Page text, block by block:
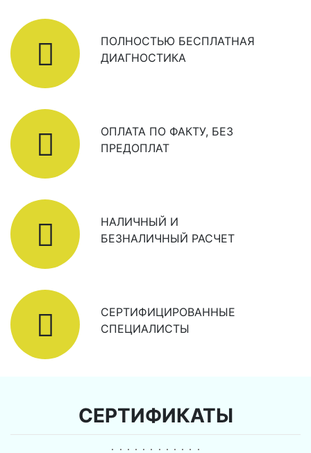
ПОЛНОСТЬЮ БЕСПЛАТНАЯ
ДИАГНОСТИКА
ОПЛАТА ПО ФАКТУ, БЕЗ
ПРЕДОПЛАТ
НАЛИЧНЫЙ И
БЕЗНАЛИЧНЫЙ РАСЧЕТ
СЕРТИФИЦИРОВАННЫЕ
СПЕЦИАЛИСТЫ
СЕРТИФИКАТЫ